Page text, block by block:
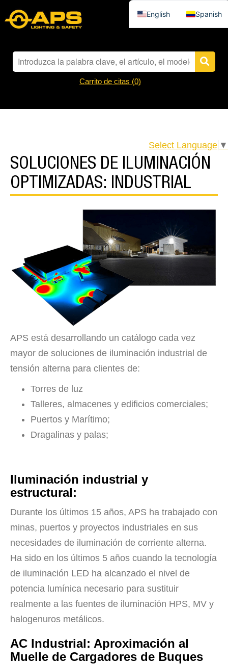
Carrito de citas (0)
Select Language ▼
SOLUCIONES DE ILUMINACIÓN
OPTIMIZADAS: INDUSTRIAL
APS está desarrollando un catálogo cada vez
mayor de soluciones de iluminación industrial de
tensión alterna para clientes de:
Torres de luz
Talleres, almacenes y edificios comerciales;
Puertos y Marítimo;
Dragalinas y palas;
Iluminación industrial y
estructural:
Durante los últimos 15 años, APS ha trabajado con
minas, puertos y proyectos industriales en sus
necesidades de iluminación de corriente alterna.
Ha sido en los últimos 5 años cuando la tecnología
de iluminación LED ha alcanzado el nivel de
potencia lumínica necesario para sustituir
realmente a las fuentes de iluminación HPS, MV y
halogenuros metálicos.
AC Industrial: Aproximación al
Muelle de Cargadores de Buques
English Spanish